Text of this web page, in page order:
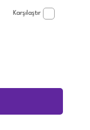
Karşılaştır